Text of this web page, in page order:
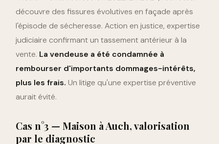
découvre des fissures évolutives en façade après
l'épisode de sécheresse. Action en justice, expertise
judiciaire confirmant un tassement antérieur à la
vente. La vendeuse a été condamnée à
rembourser d'importants dommages-intérêts,
plus les frais. Un litige qu'une expertise préventive
aurait évité.
Cas n°3 — Maison à Auch, valorisation
par le diagnostic